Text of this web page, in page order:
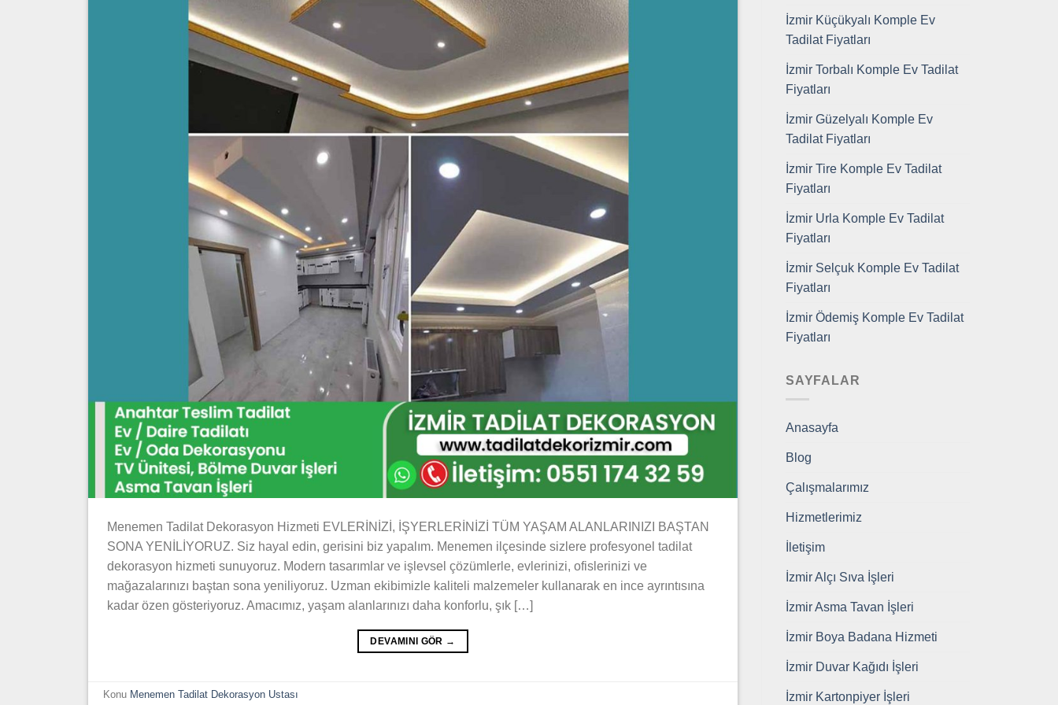
Menemen Tadilat Dekorasyon Hizmeti EVLERİNİZİ, İŞYERLERİNİZİ TÜM YAŞAM ALANLARINIZI BAŞTAN
SONA YENİLİYORUZ. Siz hayal edin, gerisini biz yapalım. Menemen ilçesinde sizlere profesyonel tadilat
dekorasyon hizmeti sunuyoruz. Modern tasarımlar ve işlevsel çözümlerle, evlerinizi, ofislerinizi ve
mağazalarınızı baştan sona yeniliyoruz. Uzman ekibimizle kaliteli malzemeler kullanarak en ince ayrıntısına
kadar özen gösteriyoruz. Amacımız, yaşam alanlarınızı daha konforlu, şık […]
DEVAMINI GÖR →
Konu Menemen Tadilat Dekorasyon Ustası
İzmir Küçükyalı Komple Ev
Tadilat Fiyatları
İzmir Torbalı Komple Ev Tadilat
Fiyatları
İzmir Güzelyalı Komple Ev
Tadilat Fiyatları
İzmir Tire Komple Ev Tadilat
Fiyatları
İzmir Urla Komple Ev Tadilat
Fiyatları
İzmir Selçuk Komple Ev Tadilat
Fiyatları
İzmir Ödemiş Komple Ev Tadilat
Fiyatları
SAYFALAR
Anasayfa
Blog
Çalışmalarımız
Hizmetlerimiz
İletişim
İzmir Alçı Sıva İşleri
İzmir Asma Tavan İşleri
İzmir Boya Badana Hizmeti
İzmir Duvar Kağıdı İşleri
İzmir Kartonpiyer İşleri